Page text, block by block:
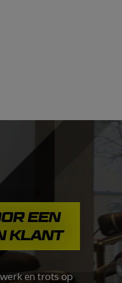
EEN
KLANT
en trots op